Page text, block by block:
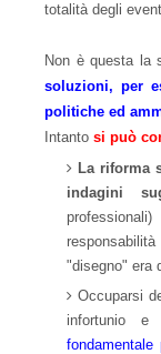
totalità degli
Non è questa la
soluzioni, per
politiche ed
Intanto si può
La riforma
indagini
"disegno" era
Occuparsi
infortunio e
fondamentale